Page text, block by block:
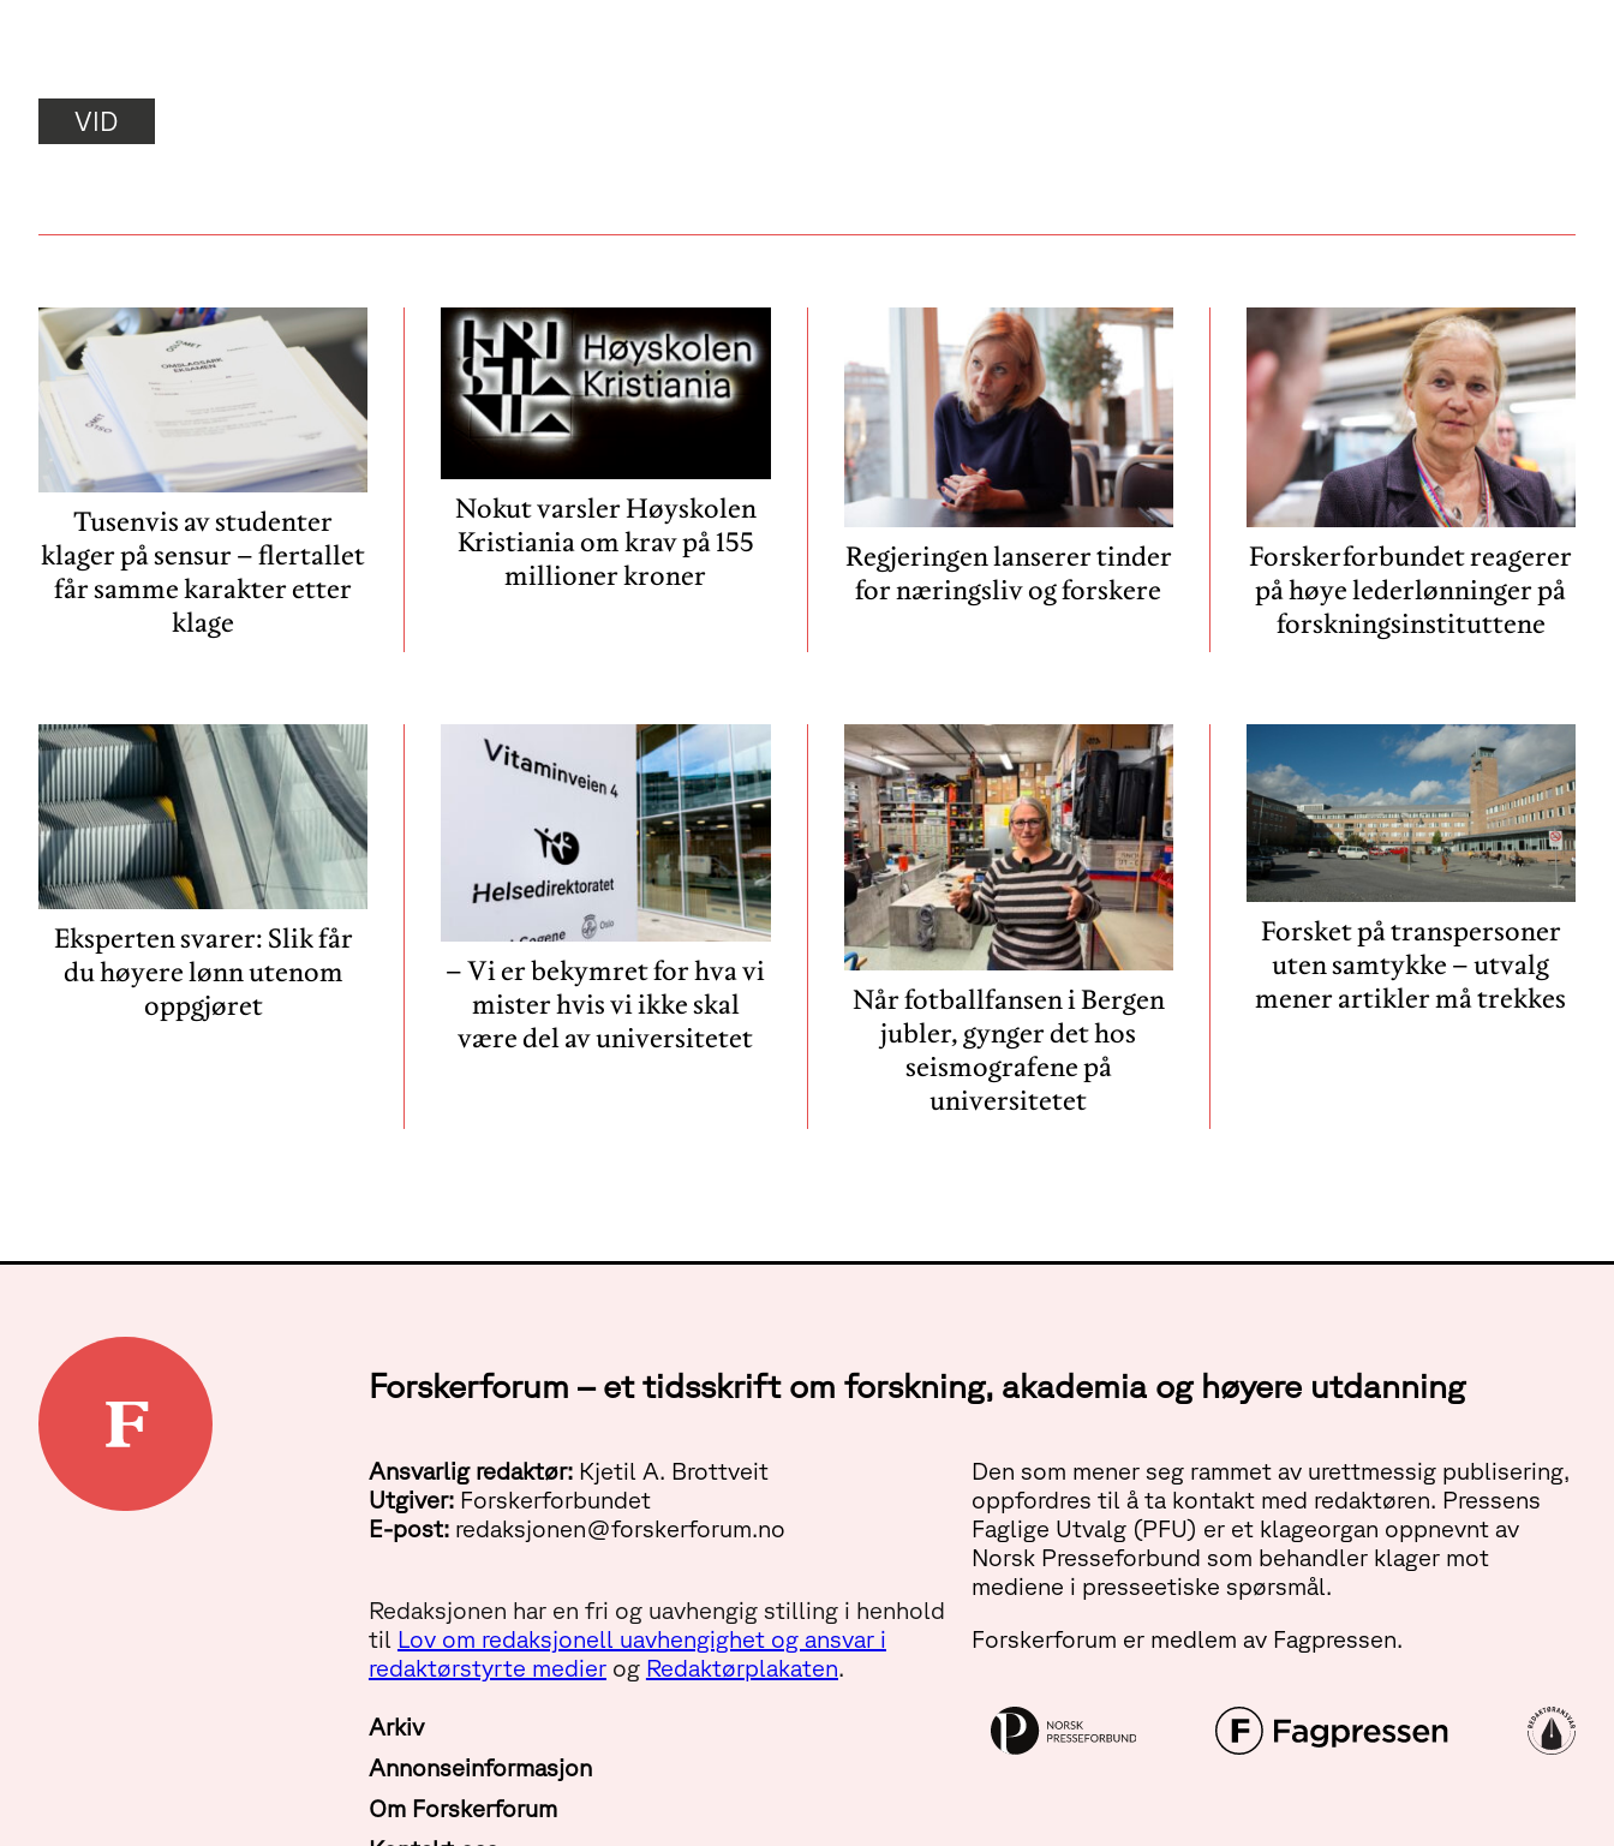
VID
Tusenvis av studenter
klager på sensur – flertallet
får samme karakter etter
klage
Nokut varsler Høyskolen
Kristiania om krav på 155
millioner kroner
Regjeringen lanserer tinder
for næringsliv og forskere
Forskerforbundet reagerer
på høye lederlønninger på
forskningsinstituttene
Eksperten svarer: Slik får
du høyere lønn utenom
oppgjøret
– Vi er bekymret for hva vi
mister hvis vi ikke skal
være del av universitetet
Når fotballfansen i Bergen
jubler, gynger det hos
seismografene på
universitetet
Forsket på transpersoner
uten samtykke – utvalg
mener artikler må trekkes
Forskerforum – et tidsskrift om forskning, akademia og høyere utdanning
Ansvarlig redaktør:Kjetil A. Brottveit
Utgiver:Forskerforbundet
E-post:redaksjonen@forskerforum.no
Redaksjonen har en fri og uavhengig stilling i henhold
til Lov om redaksjonell uavhengighet og ansvar i
redaktørstyrte medierog Redaktørplakaten.
Den som mener seg rammet av urettmessig publisering,
oppfordres til å ta kontakt med redaktøren. Pressens
Faglige Utvalg (PFU) er et klageorgan oppnevnt av
Norsk Presseforbund som behandler klager mot
mediene i presseetiske spørsmål.
Forskerforum er medlem av Fagpressen.
Arkiv
Annonseinformasjon
Om Forskerforum